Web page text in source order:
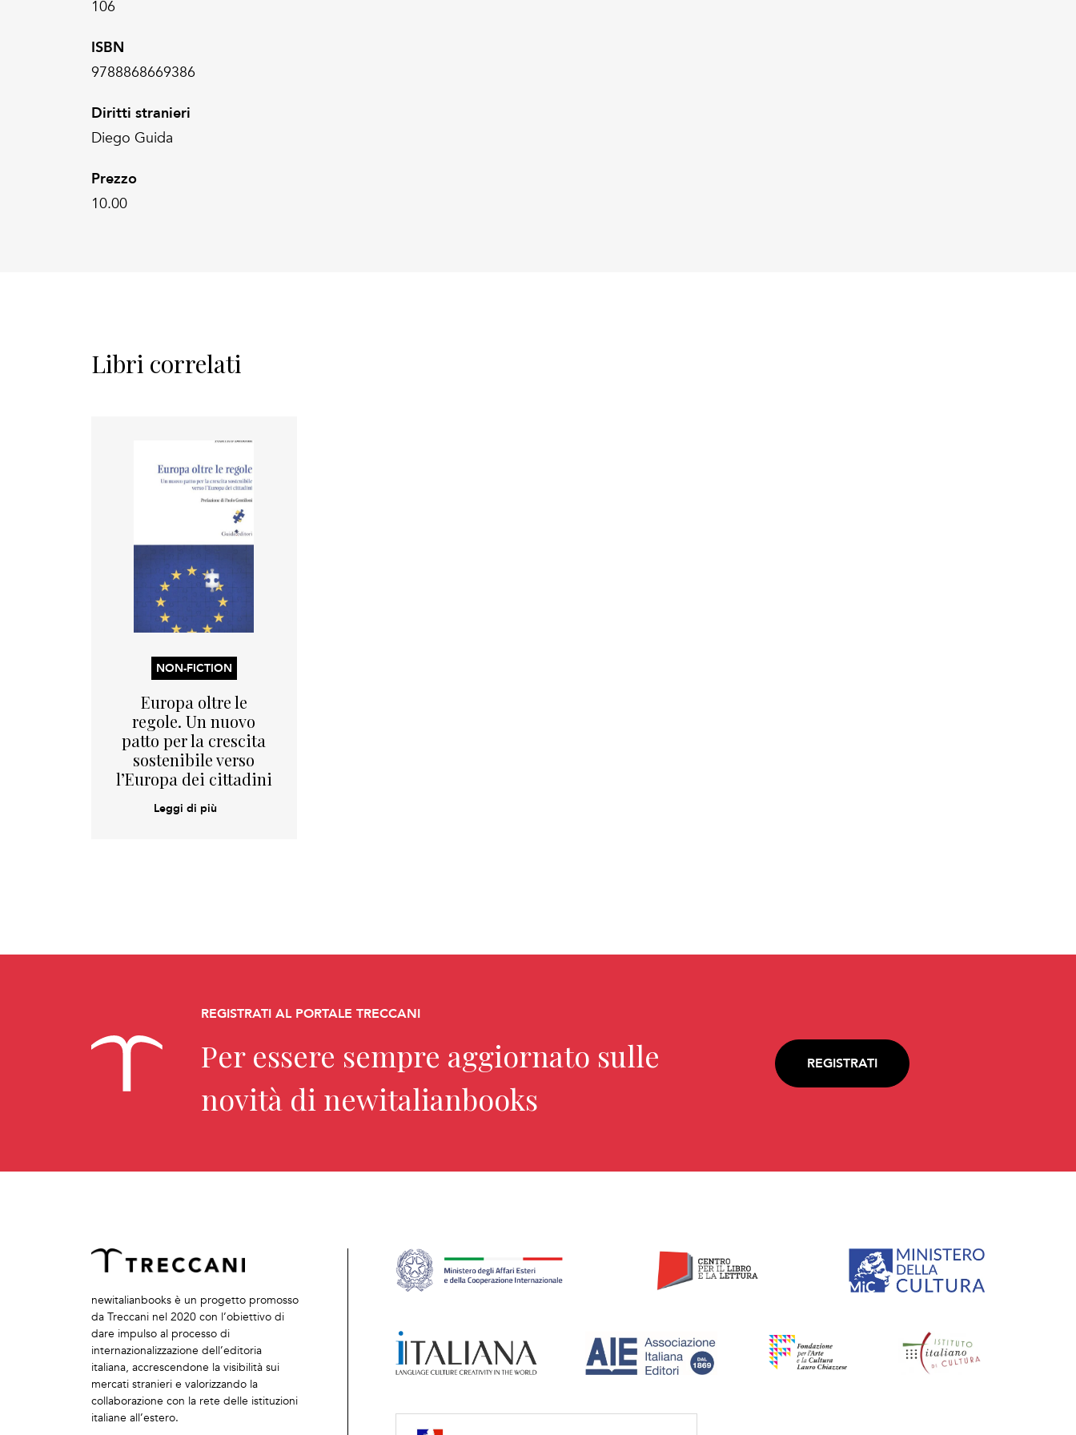
106
ISBN
9788868669386
Diritti stranieri
Diego Guida
Prezzo
10.00
Libri correlati
NON-FICTION
Europa oltre le
regole. Un nuovo
patto per la crescita
sostenibile verso
l’Europa dei cittadini
Leggi di più
REGISTRATI AL PORTALE TRECCANI
Per essere sempre aggiornato sulle
novità di newitalianbooks
REGISTRATI
newitalianbooks è un progetto promosso
da Treccani nel 2020 con l’obiettivo di
dare impulso al processo di
internazionalizzazione dell’editoria
italiana, accrescendone la visibilità sui
mercati stranieri e valorizzando la
collaborazione con la rete delle istituzioni
italiane all’estero.